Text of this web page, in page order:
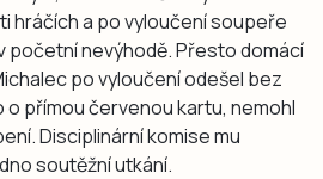
hráčích a po vyloučení soupeře
početní nevýhodě. Přesto domácí
po vyloučení odešel bez
přímou červenou kartu, nemohl
Disciplinární komise mu
soutěžní utkání.